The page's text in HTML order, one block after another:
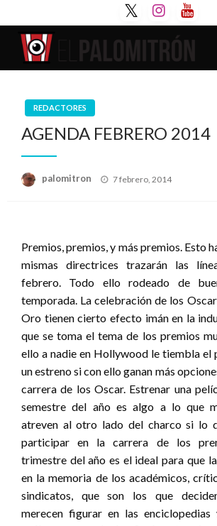
al
contenido
Tu espacio de la industria de cine
REDACTORES
AGENDA FEBRERO 2014
palomitron
Publicado
7 febrero, 2014
Premios, premios, y más premios. Esto
mismas directrices trazarán las
febrero. Todo ello rodeado de
temporada. La celebración de los
Oro tienen cierto efecto imán en la
que se toma el tema de los premios
ello a nadie en Hollywood le tiembla el
un estreno si con ello ganan más
carrera de los Oscar. Estrenar una
semestre del año es algo a lo que
atreven al otro lado del charco si lo
participar en la carrera de los
trimestre del año es el ideal para que
en la memoria de los académicos,
sindicatos, que son los que
merecen figurar en las enciclopedias